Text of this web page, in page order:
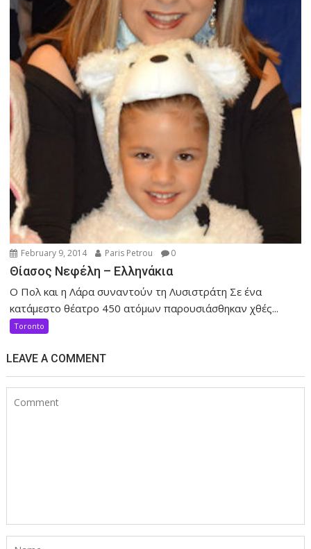
February 9, 2014 Paris Petrou 0
Θίασος Νεφέλη – Ελληνάκια
Ο Πολ και η Λάρα συναντούν τη Λυσιστράτη Σε ένα
κατάμεστο θέατρο 450 ατόμων παρουσιάσθηκαν χθές...
Toronto
LEAVE A COMMENT